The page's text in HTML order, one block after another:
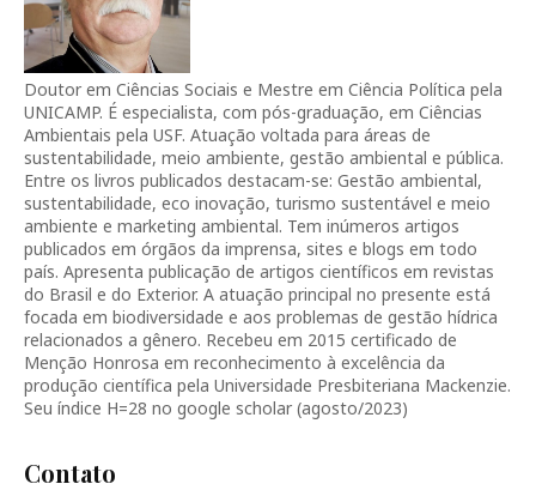
Doutor em Ciências Sociais e Mestre em Ciência Política pela
UNICAMP. É especialista, com pós-graduação, em Ciências
Ambientais pela USF. Atuação voltada para áreas de
sustentabilidade, meio ambiente, gestão ambiental e pública.
Entre os livros publicados destacam-se: Gestão ambiental,
sustentabilidade, eco inovação, turismo sustentável e meio
ambiente e marketing ambiental. Tem inúmeros artigos
publicados em órgãos da imprensa, sites e blogs em todo
país. Apresenta publicação de artigos científicos em revistas
do Brasil e do Exterior. A atuação principal no presente está
focada em biodiversidade e aos problemas de gestão hídrica
relacionados a gênero. Recebeu em 2015 certificado de
Menção Honrosa em reconhecimento à excelência da
produção científica pela Universidade Presbiteriana Mackenzie.
Seu índice H=28 no google scholar (agosto/2023)
Contato